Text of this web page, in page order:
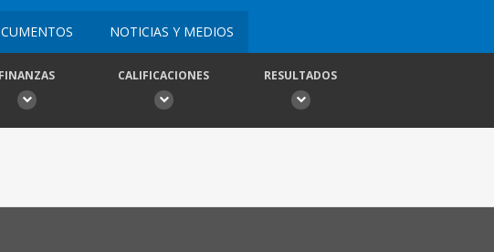
NOTICIAS Y MEDIOS
CALIFICACIONES RESULTADOS